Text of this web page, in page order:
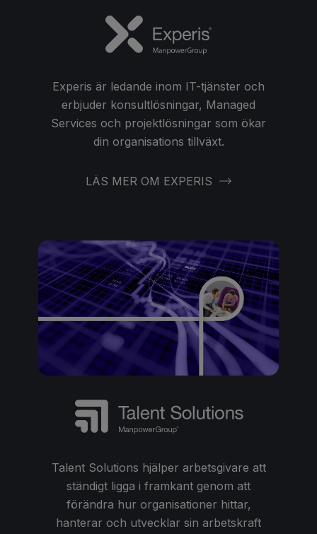
Experis är ledande inom IT-tjänster och
erbjuder konsultlösningar, Managed
Services och projektlösningar som ökar
din organisations tillväxt.
LÄS MER OM EXPERIS
Talent Solutions hjälper arbetsgivare att
ständigt ligga i framkant genom att
förändra hur organisationer hittar,
hanterar och utvecklar sin arbetskraft